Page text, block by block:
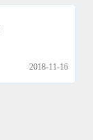
2018-11-16